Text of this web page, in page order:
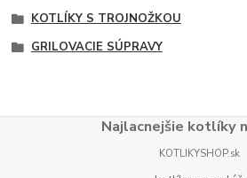
KOTLÍKY S TROJNOŽKOU
GRILOVACIE SÚPRAVY
Najlacnejšie kotlíky
KOTLIKYSHOP.sk